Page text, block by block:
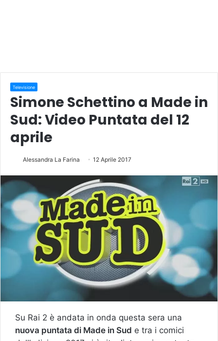
Televisione
Simone Schettino a Made in
Sud: Video Puntata del 12
aprile
Alessandra La Farina 12 Aprile 2017
Su Rai 2 è andata in onda questa sera una
nuova puntata di Made in Sud e tra i comici